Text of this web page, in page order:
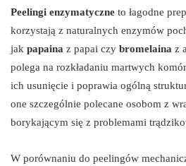
Peelingi enzymatyczne to łagodne
korzystają z naturalnych enzymów
jak papaina z papai czy bromelaina z
polega na rozkładaniu martwych
ich usunięcie i poprawia ogólną
one szczególnie polecane osobom z
borykającym się z problemami
W porównaniu do peelingów